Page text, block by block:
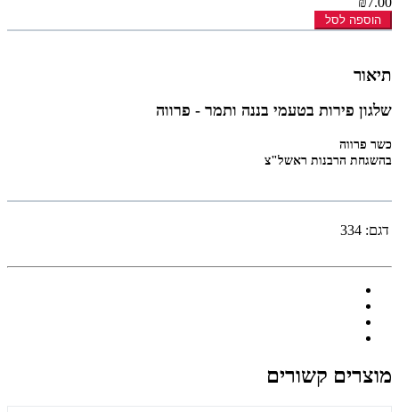
הוספה לסל
תיאור
שלגון פירות בטעמי בננה ותמר - פרווה
כשר פרווה
בהשגחת הרבנות ראשל"צ
דגם: 334
מוצרים קשורים